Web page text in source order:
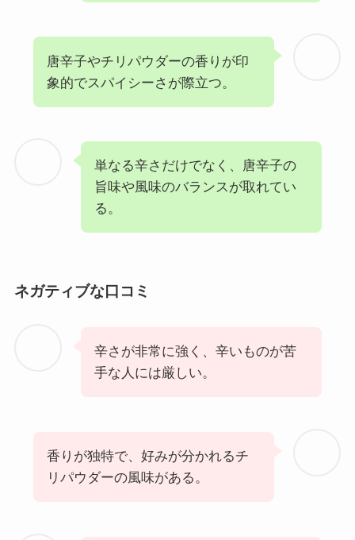
唐辛子やチリパウダーの香りが印
象的でスパイシーさが際立つ。
単なる辛さだけでなく、唐辛子の
旨味や風味のバランスが取れてい
る。
ネガティブな口コミ
辛さが非常に強く、辛いものが苦
手な人には厳しい。
香りが独特で、好みが分かれるチ
リパウダーの風味がある。